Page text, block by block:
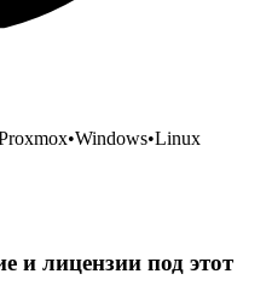
•Windows•Linux
и лицензии под этот